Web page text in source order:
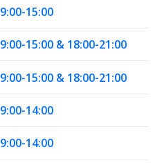
9:00-15:00
9:00-15:00 & 18:00-21:00
9:00-15:00 & 18:00-21:00
9:00-14:00
9:00-14:00